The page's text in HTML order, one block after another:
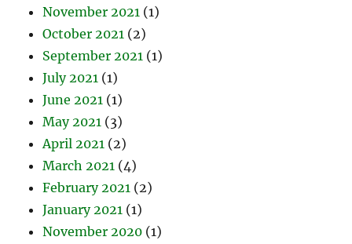
November 2021 (1)
October 2021 (2)
September 2021 (1)
July 2021 (1)
June 2021 (1)
May 2021 (3)
April 2021 (2)
March 2021 (4)
February 2021 (2)
January 2021 (1)
November 2020 (1)